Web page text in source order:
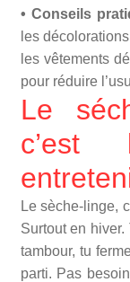
• Conseils
les
les vêtements
pour réduire
Le
c’est
Le sèche-linge,
Surtout en
tambour, tu
parti. Pas